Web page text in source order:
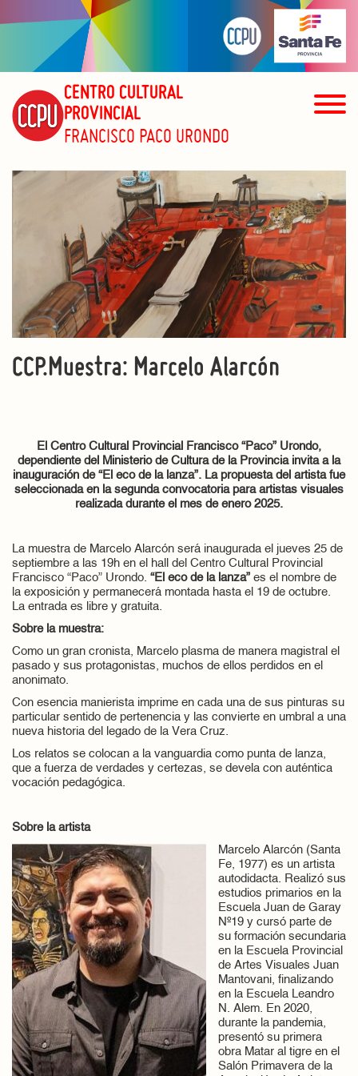
CENTRO CULTURAL
PROVINCIAL
FRANCISCO PACO URONDO
CCP.Muestra: Marcelo Alarcón
El Centro Cultural Provincial Francisco “Paco” Urondo,
dependiente del Ministerio de Cultura de la Provincia invita a la
inauguración de “El eco de la lanza”. La propuesta del artista fue
seleccionada en la segunda convocatoria para artistas visuales
realizada durante el mes de enero 2025.
La muestra de Marcelo Alarcón será inaugurada el jueves 25 de
septiembre a las 19h en el hall del Centro Cultural Provincial
Francisco “Paco” Urondo. “El eco de la lanza” es el nombre de
la exposición y permanecerá montada hasta el 19 de octubre.
La entrada es libre y gratuita.
Sobre la muestra:
Como un gran cronista, Marcelo plasma de manera magistral el
pasado y sus protagonistas, muchos de ellos perdidos en el
anonimato.
Con esencia manierista imprime en cada una de sus pinturas su
particular sentido de pertenencia y las convierte en umbral a una
nueva historia del legado de la Vera Cruz.
Los relatos se colocan a la vanguardia como punta de lanza,
que a fuerza de verdades y certezas, se devela con auténtica
vocación pedagógica.
Sobre la artista
Marcelo Alarcón (Santa
Fe, 1977) es un artista
autodidacta. Realizó sus
estudios primarios en la
Escuela Juan de Garay
Nº19 y cursó parte de
su formación secundaria
en la Escuela Provincial
de Artes Visuales Juan
Mantovani, finalizando
en la Escuela Leandro
N. Alem. En 2020,
durante la pandemia,
presentó su primera
obra Matar al tigre en el
Salón Primavera de la